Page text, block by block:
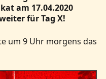
am 17.04.2020
für Tag X!
um 9 Uhr morgens das